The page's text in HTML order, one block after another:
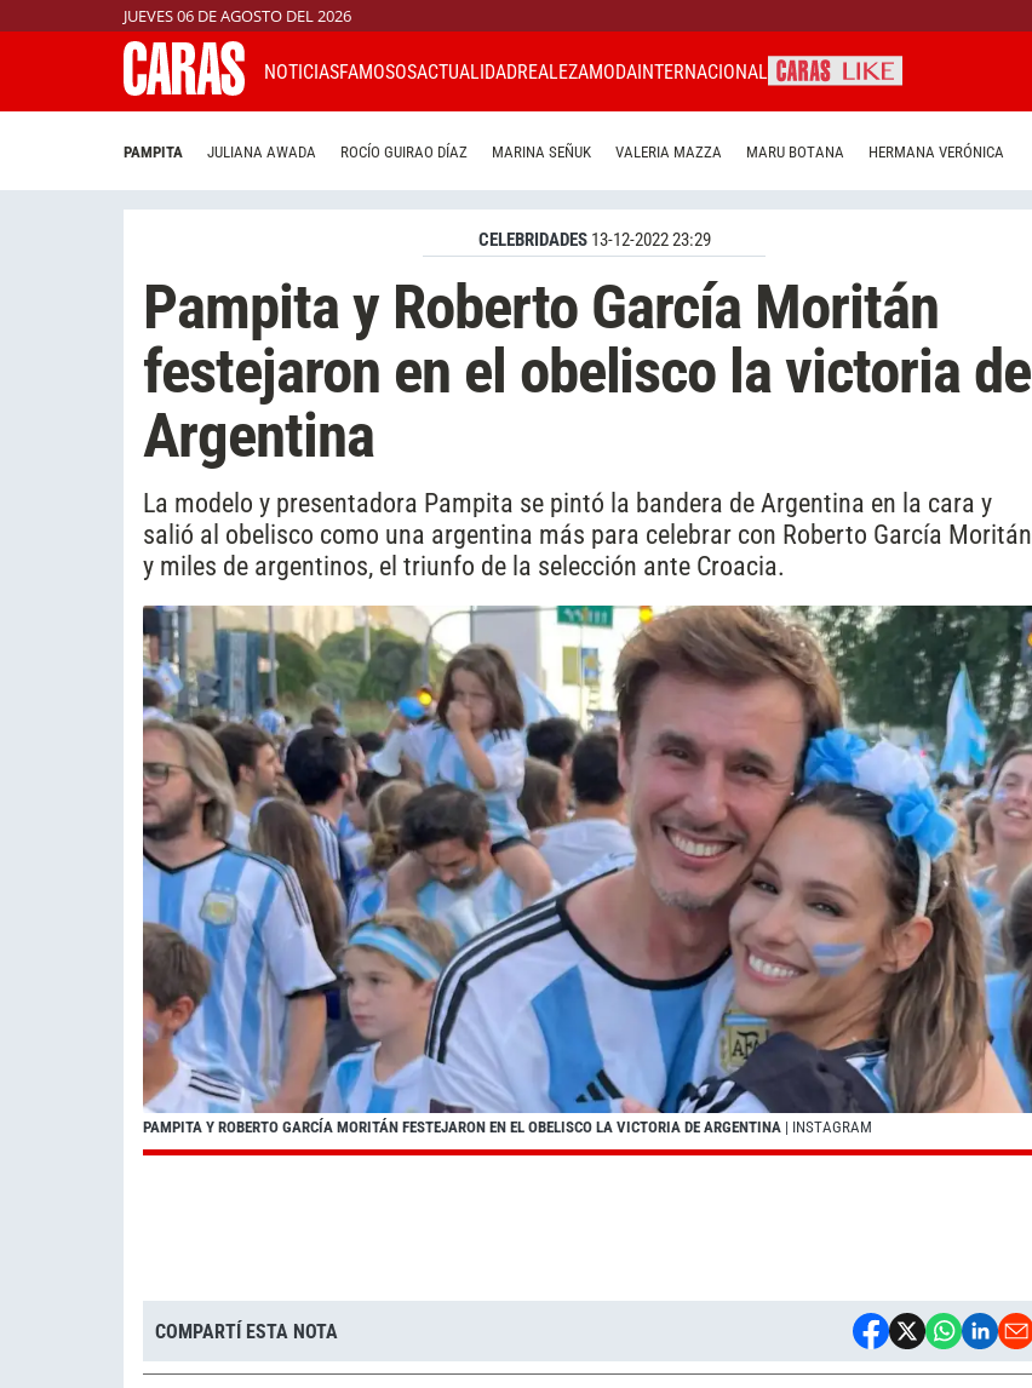
JUEVES 06 DE AGOSTO DEL 2026
NOTICIASFAMOSOSACTUALIDADREALEZAMODAINTERNACIONAL
PAMPITA JULIANA AWADA ROCÍO GUIRAO DÍAZ MARINA SEÑUK VALERIA MAZZA MARU BOTANA HERMANA VERÓNICA
CELEBRIDADES 13-12-2022 23:29
Pampita y Roberto García Moritán
festejaron en el obelisco la victoria de
Argentina
La modelo y presentadora Pampita se pintó la bandera de Argentina en la cara y
salió al obelisco como una argentina más para celebrar con Roberto García Moritán
y miles de argentinos, el triunfo de la selección ante Croacia.
PAMPITA Y ROBERTO GARCÍA MORITÁN FESTEJARON EN EL OBELISCO LA VICTORIA DE ARGENTINA | INSTAGRAM
COMPARTÍ ESTA NOTA